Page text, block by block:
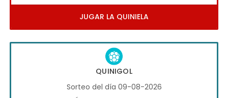
JUGAR LA QUINIELA
QUINIGOL
Sorteo del día 09-08-2026